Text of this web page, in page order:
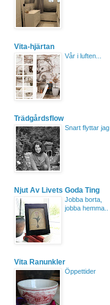
Vita-hjärtan
Vår i luften...
Trädgårdsflow
Snart flyttar jag
Njut Av Livets Goda Ting
Jobba borta,
jobba hemma..
Vita Ranunkler
Öppettider